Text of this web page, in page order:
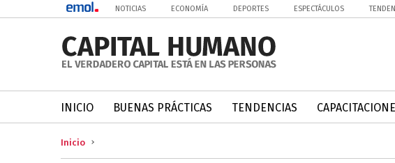
NOTICIAS ECONOMÍA DEPORTES ESPECTÁCULOS
INICIO BUENAS PRÁCTICAS TENDENCIAS
Inicio